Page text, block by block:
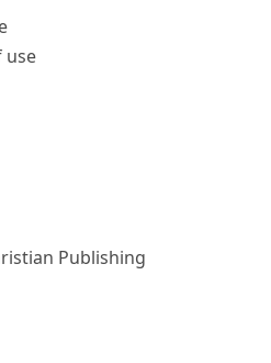
use
Publishing